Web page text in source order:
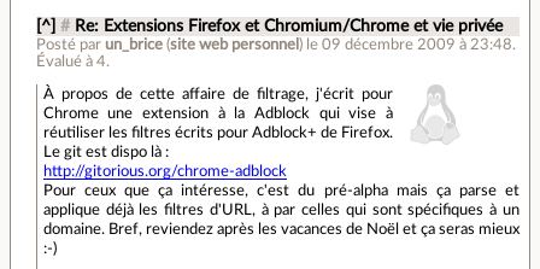
[^] # Re: Extensions Firefox et Chromium/Chrome et vie privée
Posté par un_brice(site web personnel ) le 09 décembre 2009 à 23:48.
Évalué à 4.
À propos de cette affaire de filtrage, j'écrit pour
Chrome une extension à la Adblock qui vise à
réutiliser les filtres écrits pour Adblock+ de Firefox.
Le git est dispo là :
http://gitorious.org/chrome-adblock
Pour ceux que ça intéresse, c'est du pré-alpha mais ça parse et
applique déjà les filtres d'URL, à par celles qui sont spécifiques à un
domaine. Bref, reviendez après les vacances de Noël et ça seras mieux
:-)